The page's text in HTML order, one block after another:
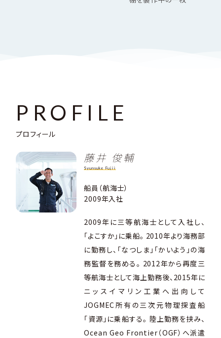
PROFILE
プロフィール
藤井 俊輔
Syunsuke Fujii
船員（航海士）
2009年入社
2009年に三等航海士として入社し、
「よこすか」に乗船。 2010年より海務部
に勤務し、「なつしま」「かいよう」の海
務監督を務める。 2012年から再度三
等航海士として海上勤務後、2015年に
ニッスイマリン工業へ出向して
JOGMEC所有の三次元物理探査船
「資源」に乗船する。 陸上勤務を挟み、
Ocean Geo Frontier（OGF）へ派遣